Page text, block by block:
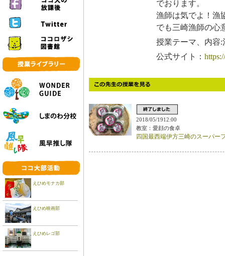
えひめモナカ部
えひめ映画部
えひめレゴ部
でおります。
漁師は気でよ！漁
でも三崎漁師の心
授業テーマ、内容
公式サイト：
2018/05/1912:00
教室：愛顔の食卓
四国最西端伊方三崎のスーパー